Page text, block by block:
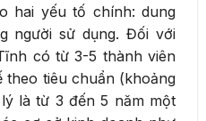
hai yếu tố chính: dung
người sử dụng. Đối với
có từ 3-5 thành viên
tiêu chuẩn (khoảng
là từ 3 đến 5 năm một